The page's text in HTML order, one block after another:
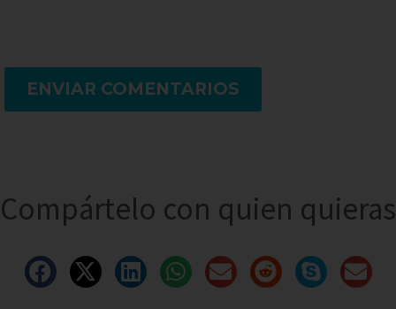
ENVIAR COMENTARIOS
Compártelo con quien quieras